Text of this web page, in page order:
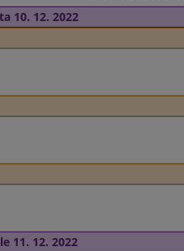
10. 12. 2022
11. 12. 2022